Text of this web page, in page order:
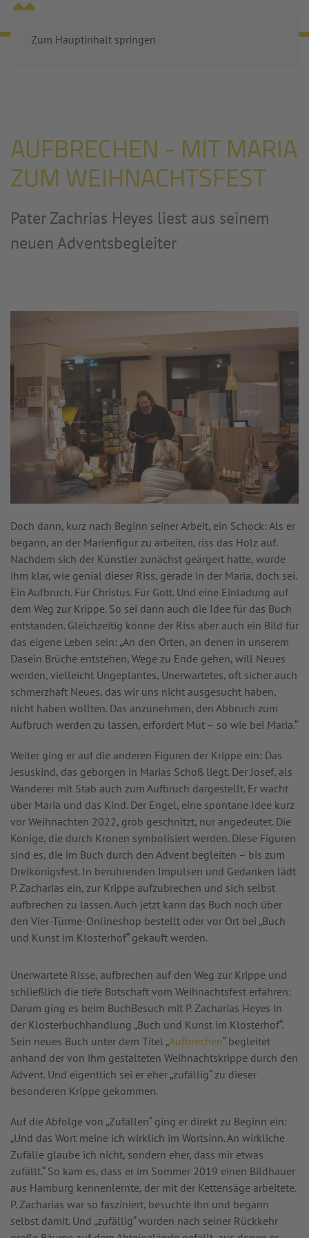
Zum Hauptinhalt springen
AUFBRECHEN - MIT MARIA
ZUM WEIHNACHTSFEST
Pater Zachrias Heyes liest aus seinem
neuen Adventsbegleiter
Doch dann, kurz nach Beginn seiner Arbeit, ein Schock: Als er
begann, an der Marienfigur zu arbeiten, riss das Holz auf.
Nachdem sich der Künstler zunächst geärgert hatte, wurde
ihm klar, wie genial dieser Riss, gerade in der Maria, doch sei.
Ein Aufbruch. Für Christus. Für Gott. Und eine Einladung auf
dem Weg zur Krippe. So sei dann auch die Idee für das Buch
entstanden. Gleichzeitig könne der Riss aber auch ein Bild für
das eigene Leben sein: „An den Orten, an denen in unserem
Dasein Brüche entstehen, Wege zu Ende gehen, will Neues
werden, vielleicht Ungeplantes, Unerwartetes, oft sicher auch
schmerzhaft Neues, das wir uns nicht ausgesucht haben,
nicht haben wollten. Das anzunehmen, den Abbruch zum
Aufbruch werden zu lassen, erfordert Mut – so wie bei Maria.“
Weiter ging er auf die anderen Figuren der Krippe ein: Das
Jesuskind, das geborgen in Marias Schoß liegt. Der Josef, als
Wanderer mit Stab auch zum Aufbruch dargestellt. Er wacht
über Maria und das Kind. Der Engel, eine spontane Idee kurz
vor Weihnachten 2022, grob geschnitzt, nur angedeutet. Die
Könige, die durch Kronen symbolisiert werden. Diese Figuren
sind es, die im Buch durch den Advent begleiten – bis zum
Dreikönigsfest. In berührenden Impulsen und Gedanken lädt
P. Zacharias ein, zur Krippe aufzubrechen und sich selbst
aufbrechen zu lassen. Auch jetzt kann das Buch noch über
den Vier-Türme-Onlineshop bestellt oder vor Ort bei „Buch
und Kunst im Klosterhof“ gekauft werden.
Unerwartete Risse, aufbrechen auf den Weg zur Krippe und
schließlich die tiefe Botschaft vom Weihnachtsfest erfahren:
Darum ging es beim BuchBesuch mit P. Zacharias Heyes in
der Klosterbuchhandlung „Buch und Kunst im Klosterhof“.
Sein neues Buch unter dem Titel „Aufbrechen“ begleitet
anhand der von ihm gestalteten Weihnachtskrippe durch den
Advent. Und eigentlich sei er eher „zufällig“ zu dieser
besonderen Krippe gekommen.
Auf die Abfolge von „Zufällen“ ging er direkt zu Beginn ein:
„Und das Wort meine ich wirklich im Wortsinn. An wirkliche
Zufälle glaube ich nicht, sondern eher, dass mir etwas
zufällt.“ So kam es, dass er im Sommer 2019 einen Bildhauer
aus Hamburg kennenlernte, der mit der Kettensäge arbeitete.
P. Zacharias war so fasziniert, besuchte ihn und begann
selbst damit. Und „zufällig“ wurden nach seiner Rückkehr